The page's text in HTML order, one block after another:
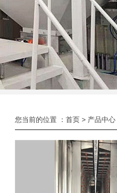
您当前的位置 ： 首页 > 产品中心